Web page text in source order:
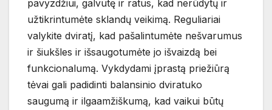
pavyzdžiui, galvutę ir ratus, kad nerūdytų ir
užtikrintumėte sklandų veikimą. Reguliariai
valykite dviratį, kad pašalintumėte nešvarumus
ir šiukšles ir išsaugotumėte jo išvaizdą bei
funkcionalumą. Vykdydami įprastą priežiūrą
tėvai gali padidinti balansinio dviratuko
saugumą ir ilgaamžiškumą, kad vaikui būtų